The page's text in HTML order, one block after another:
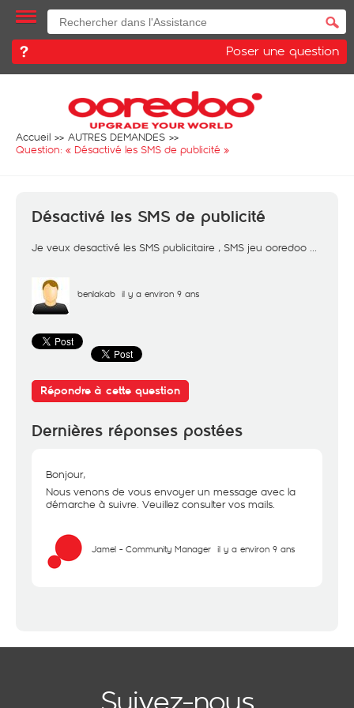
Poser une question
Accueil
AUTRES DEMANDES
Question: « Désactivé les SMS de publicité »
Désactivé les SMS de publicité
Je veux desactivé les SMS publicitaire , SMS jeu ooredoo ...
benlakab il y a environ 9 ans
Répondre à cette question
Dernières réponses postées
Bonjour,
Nous venons de vous envoyer un message avec la
démarche à suivre. Veuillez consulter vos mails.
Jamel - Community Manager il y a environ 9 ans
Suivez-nous